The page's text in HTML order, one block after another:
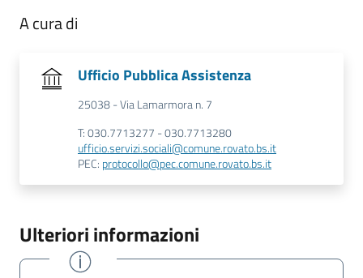
A cura di
Ufficio Pubblica Assistenza
25038 - Via Lamarmora n. 7
T: 030.7713277 - 030.7713280
ufficio.servizi.sociali@comune.rovato.bs.it
PEC: protocollo@pec.comune.rovato.bs.it
Ulteriori informazioni